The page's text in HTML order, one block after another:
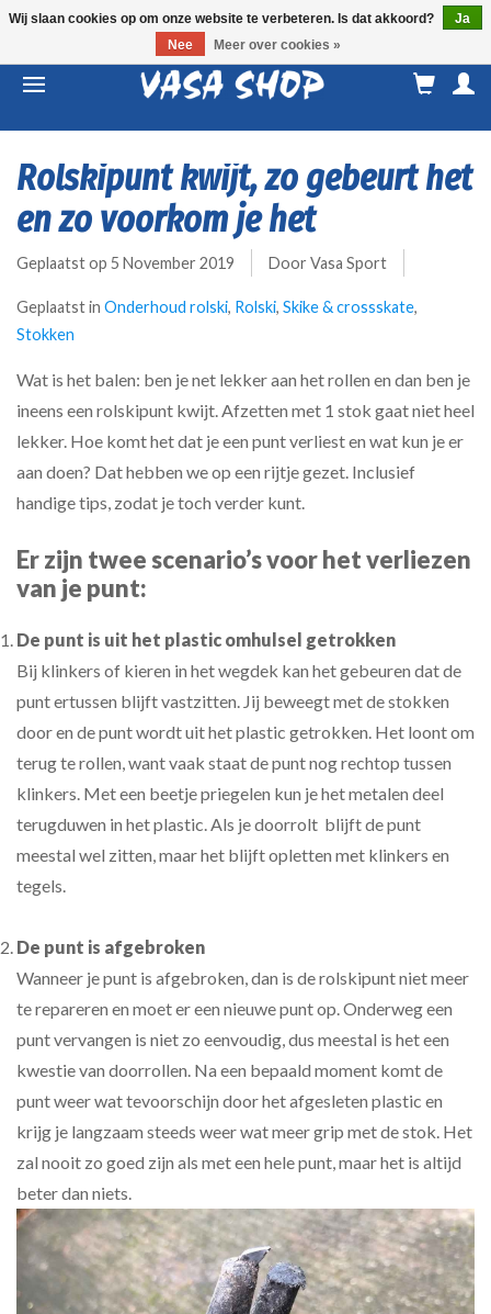
Rolskipunt kwijt, zo gebeurt het
en zo voorkom je het
Geplaatst op 5 November 2019 Door Vasa Sport
Geplaatst in Onderhoud rolski, Rolski, Skike & crossskate,
Stokken
Wat is het balen: ben je net lekker aan het rollen en dan ben je
ineens een rolskipunt kwijt. Afzetten met 1 stok gaat niet heel
lekker. Hoe komt het dat je een punt verliest en wat kun je er
aan doen? Dat hebben we op een rijtje gezet. Inclusief
handige tips, zodat je toch verder kunt.
Er zijn twee scenario’s voor het verliezen
van je punt:
De punt is uit het plastic omhulsel getrokken
Bij klinkers of kieren in het wegdek kan het gebeuren dat de
punt ertussen blijft vastzitten. Jij beweegt met de stokken
door en de punt wordt uit het plastic getrokken. Het loont om
terug te rollen, want vaak staat de punt nog rechtop tussen
klinkers. Met een beetje priegelen kun je het metalen deel
terugduwen in het plastic. Als je doorrolt blijft de punt
meestal wel zitten, maar het blijft opletten met klinkers en
tegels.
De punt is afgebroken
Wanneer je punt is afgebroken, dan is de rolskipunt niet meer
te repareren en moet er een nieuwe punt op. Onderweg een
punt vervangen is niet zo eenvoudig, dus meestal is het een
kwestie van doorrollen. Na een bepaald moment komt de
punt weer wat tevoorschijn door het afgesleten plastic en
krijg je langzaam steeds weer wat meer grip met de stok. Het
zal nooit zo goed zijn als met een hele punt, maar het is altijd
beter dan niets.
Wij slaan cookies op om onze website te verbeteren. Is dat akkoord?
Ja
Nee
Meer over cookies »